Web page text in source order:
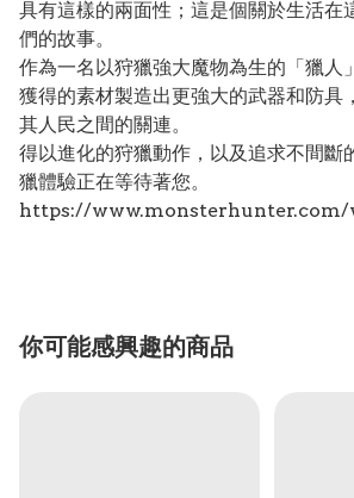
具有這樣的兩面性；這是個關於生活在
們的故事。
作為一名以狩獵強大魔物為生的「獵人
獲得的素材製造出更強大的武器和防具
其人民之間的關連。
得以進化的狩獵動作，以及追求不間斷
獵體驗正在等待著您。
https://
你可能感興趣的商品